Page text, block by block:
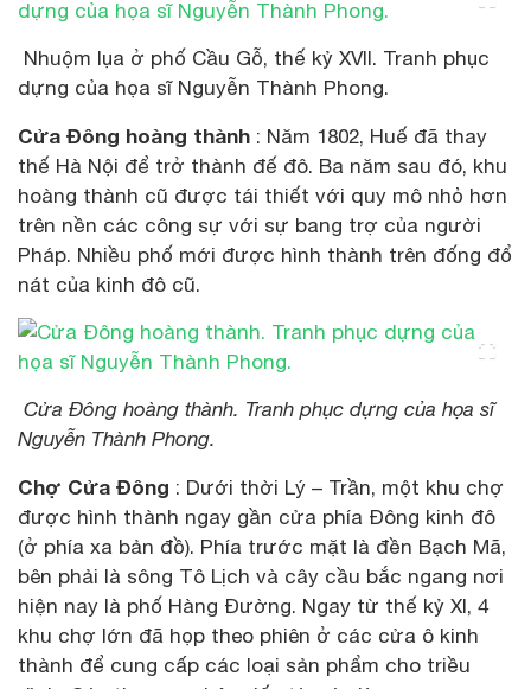
Nhuộm lụa ở phố Cầu Gỗ, thế kỷ XVII. Tranh phục
dựng của họa sĩ Nguyễn Thành Phong.
Cửa Đông hoàng thành : Năm 1802, Huế đã thay
thế Hà Nội để trở thành đế đô. Ba năm sau đó, khu
hoàng thành cũ được tái thiết với quy mô nhỏ hơn
trên nền các công sự với sự bang trợ của người
Pháp. Nhiều phố mới được hình thành trên đống đổ
nát của kinh đô cũ.
Cửa Đông hoàng thành. Tranh phục dựng của họa sĩ
Nguyễn Thành Phong.
Chợ Cửa Đông : Dưới thời Lý – Trần, một khu chợ
được hình thành ngay gần cửa phía Đông kinh đô
(ở phía xa bản đồ). Phía trước mặt là đền Bạch Mã,
bên phải là sông Tô Lịch và cây cầu bắc ngang nơi
hiện nay là phố Hàng Đường. Ngay từ thế kỷ XI, 4
khu chợ lớn đã họp theo phiên ở các cửa ô kinh
thành để cung cấp các loại sản phẩm cho triều